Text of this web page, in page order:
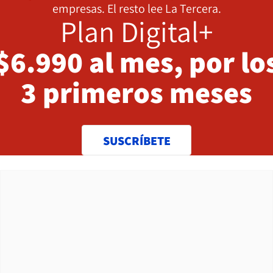
empresas. El resto lee La Tercera.
Plan Digital+
al mes, por
3 primeros meses
SUSCRÍBETE